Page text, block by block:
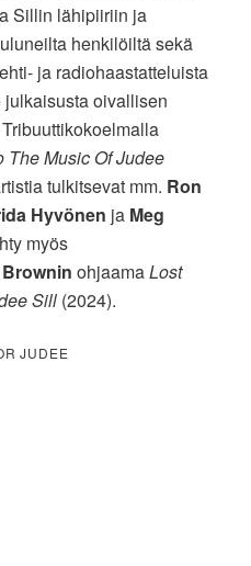
Sillin lähipiiriin ja
henkilöiltä sekä
ja radiohaastatteluista
oivallisen
The Music Of Judee
tulkitsevat mm. Ron
Hyvönen ja Meg
myös
ohjaamaLost
Sill (2024).
JUDEE